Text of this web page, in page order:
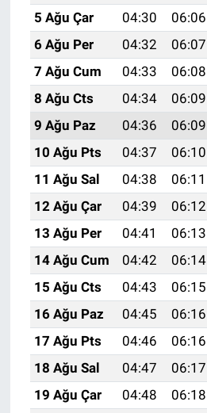
5 Ağu Çar
04:30 06:06
6 Ağu Per
04:32 06:07
7 Ağu Cum
04:33 06:08
8 Ağu Cts
04:34 06:09
9 Ağu Paz
04:36 06:09
10 Ağu Pts
04:37 06:10
11 Ağu Sal
04:38 06:11
12 Ağu Çar
04:39 06:12
13 Ağu Per
04:41 06:13
14 Ağu Cum
04:42 06:14
15 Ağu Cts
04:43 06:15
16 Ağu Paz
04:45 06:16
17 Ağu Pts
04:46 06:16
18 Ağu Sal
04:47 06:17
19 Ağu Çar
04:48 06:18